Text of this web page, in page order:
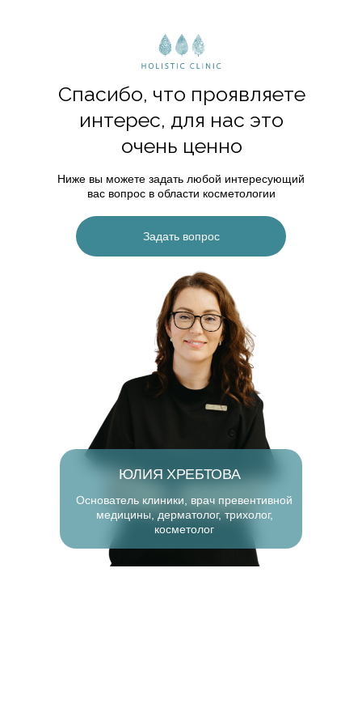
Спасибо, что проявляете
интерес, для нас это
очень ценно
ЮЛИЯ ХРЕБТОВА
Основатель клиники, врач превентивной
медицины, дерматолог, трихолог,
косметолог
Ниже вы можете задать любой интересующий
вас вопрос в области косметологии
Задать вопрос